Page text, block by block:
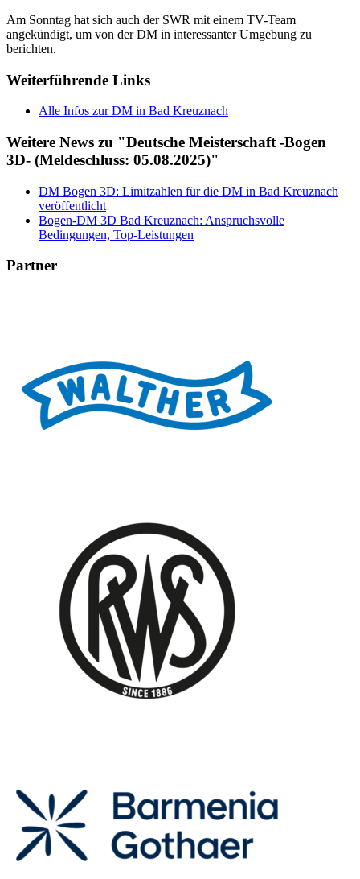
Am Sonntag hat sich auch der SWR mit einem TV-Team
angekündigt, um von der DM in interessanter Umgebung zu
berichten.
Weiterführende Links
Alle Infos zur DM in Bad Kreuznach
Weitere News zu "Deutsche Meisterschaft -Bogen
3D- (Meldeschluss: 05.08.2025)"
DM Bogen 3D: Limitzahlen für die DM in Bad Kreuznach
veröffentlicht
Bogen-DM 3D Bad Kreuznach: Anspruchsvolle
Bedingungen, Top-Leistungen
Partner